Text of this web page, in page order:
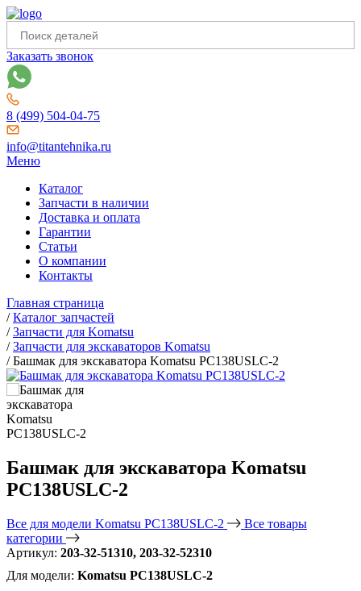
Заказать звонок
8 (499) 504-04-75
info@titantehnika.ru
Меню
Каталог
Запчасти в наличии
Доставка и оплата
Гарантии
Статьи
О компании
Контакты
Главная страница
/Каталог запчастей
/Запчасти для Komatsu
/Запчасти для экскаваторов Komatsu
/Башмак для экскаватора Komatsu PC138USLC-2
Башмак для экскаватора Komatsu
PC138USLC-2
Все для модели Komatsu PC138USLC-2
Все товары
категории
Артикул: 203-32-51310, 203-32-52310
Для модели: Komatsu PC138USLC-2